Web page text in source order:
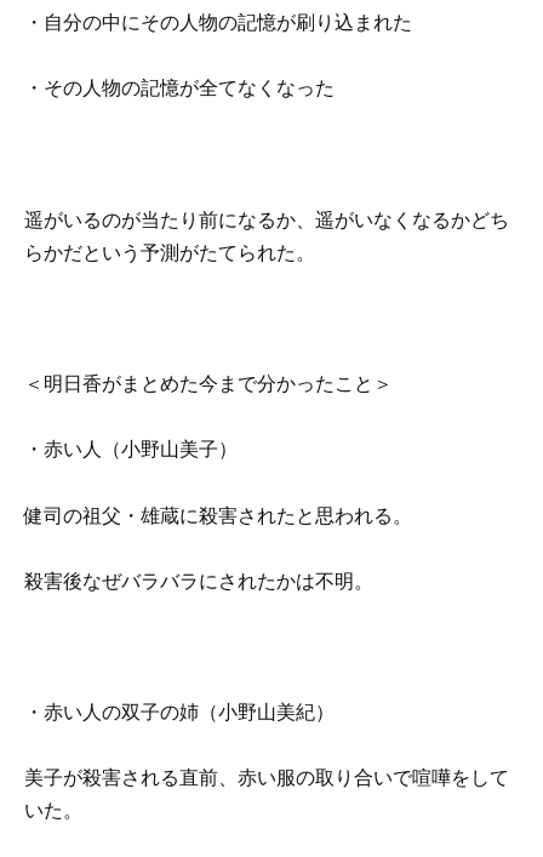
・自分の中にその人物の記憶が刷り込まれた
・その人物の記憶が全てなくなった
遥がいるのが当たり前になるか、遥がいなくなるかどち
らかだという予測がたてられた。
＜明日香がまとめた今まで分かったこと＞
・赤い人（小野山美子）
健司の祖父・雄蔵に殺害されたと思われる。
殺害後なぜバラバラにされたかは不明。
・赤い人の双子の姉（小野山美紀）
美子が殺害される直前、赤い服の取り合いで喧嘩をして
いた。